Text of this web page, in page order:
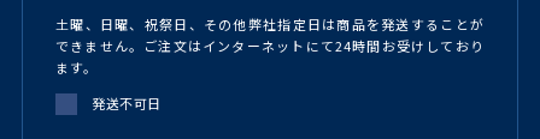
土曜、日曜、祝祭日、その他弊社指定日は商品を発送することが
できません。ご注文はインターネットにて24時間お受けしており
ます。
発送不可日